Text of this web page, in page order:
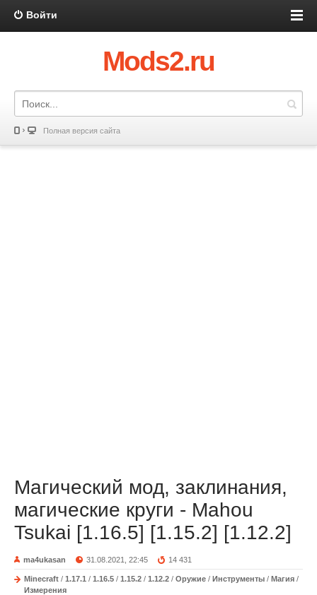
Войти
Mods2.ru
Полная версия сайта
Магический мод, заклинания,
магические круги - Mahou
Tsukai [1.16.5] [1.15.2] [1.12.2]
ma4ukasan 31.08.2021, 22:45 14 431
Minecraft / 1.17.1 / 1.16.5 / 1.15.2 / 1.12.2 / Оружие / Инструменты / Магия /
Измерения